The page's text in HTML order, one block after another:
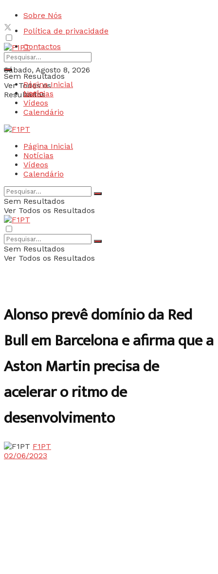
Sobre Nós
Política de privacidade
Contactos
Sábado, Agosto 8, 2026
Login
Sem Resultados
Ver Todos os
Resultados
Página Inicial
Notícias
Vídeos
Calendário
Página Inicial
Notícias
Vídeos
Calendário
Sem Resultados
Ver Todos os Resultados
Sem Resultados
Ver Todos os Resultados
Alonso prevê domínio da Red
Bull em Barcelona e afirma que a
Aston Martin precisa de
acelerar o ritmo de
desenvolvimento
F1PT
02/06/2023